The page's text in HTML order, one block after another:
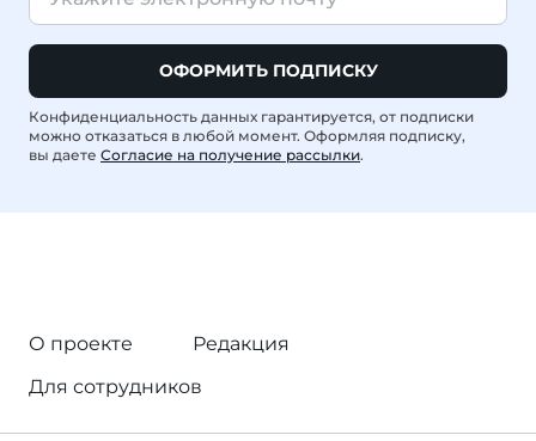
ОФОРМИТЬ ПОДПИСКУ
Конфиденциальность данных гарантируется, от подписки
можно отказаться в любой момент. Оформляя подписку,
вы даете Согласие на получение рассылки.
О проекте
Редакция
Для сотрудников